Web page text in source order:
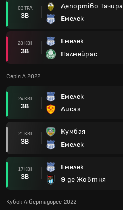
03 ТРА
ЗВ
Депортіво Тачира
Емелек
28 КВІ
ЗВ
Емелек
Палмейрас
Серія А 2022
24 КВІ
ЗВ
Емелек
Aucas
21 КВІ
ЗВ
Кумбая
Емелек
17 КВІ
ЗВ
Емелек
9 де Жовтня
Кубок Лібертадорес 2022